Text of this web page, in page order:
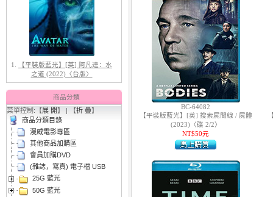
(2026)[台版字幕]
3. 【平裝版藍光】[英] 曼達洛人與
古古 (2026)[台版字幕]
商品分類
菜單控制:【展 開】 | 【折 疊】
商品分類目錄
漫威電影專區
其他商品加購區
會員加購DVD
(雜誌，寫真) 電子檔 USB
25G 藍光
50G 藍光
BC-64082
【平裝版藍光】[英] 搜索屍間線 / 屍體
(2023)〈碟 2/2〉
NT$50元